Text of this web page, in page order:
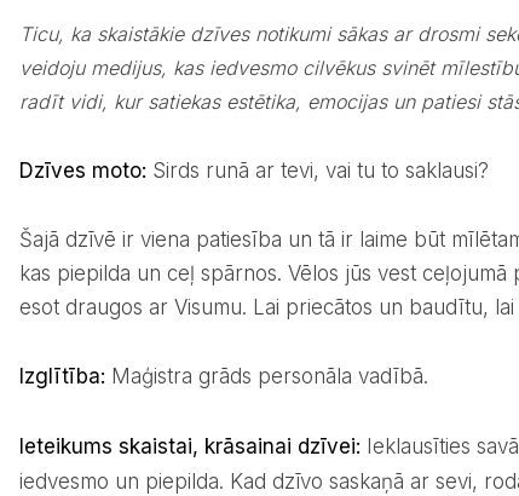
Ticu, ka skaistākie dzīves notikumi sākas ar drosmi sekot savai sirdij. Jau vairāk nekā 10 gadus
veidoju medijus, kas iedvesmo cilvēkus svinēt
radīt vidi, kur satiekas estētika, emocijas un patiesi
Dzīves moto: Sirds runā ar tevi, vai tu to saklausi?
Šajā dzīvē ir viena patiesība un tā ir laime būt mīlētam un mīlēt, radīt un iedvesmot. Tas ir tas,
kas piepilda un ceļ spārnos. Vēlos jūs vest ceļojumā
esot draugos ar Visumu. Lai priecātos un baudītu,
Izglītība: Maģistra grāds personāla vadībā.
Ieteikums skaistai, krāsainai dzīvei: Ieklausīties
iedvesmo un piepilda. Kad dzīvo saskaņā ar sevi,